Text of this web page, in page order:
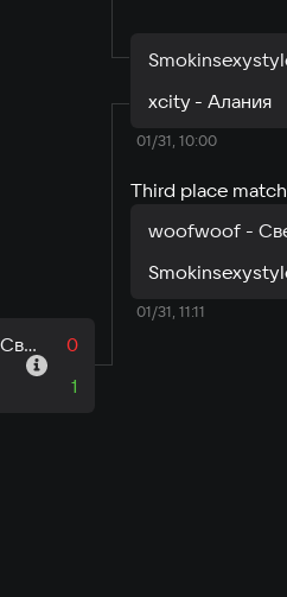
CYBERCOM - Свердловская область
0
1
xcity - Алания
01/31, 10:00
Third place match
01/31, 11:11